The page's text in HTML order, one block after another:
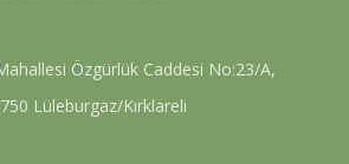
Özgürlük Caddesi No:23/A,
Lüleburgaz/Kırklareli